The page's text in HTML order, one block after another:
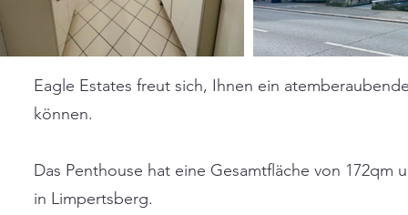
Eagle Estates freut sich, Ihnen ein
können.
Das Penthouse hat eine Gesamtfläche von
in Limpertsberg.